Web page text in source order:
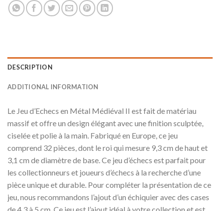
DESCRIPTION
ADDITIONAL INFORMATION
Le Jeu d’Echecs en Métal Médiéval II est fait de matériau
massif et offre un design élégant avec une finition sculptée,
ciselée et polie à la main. Fabriqué en Europe, ce jeu
comprend 32 pièces, dont le roi qui mesure 9,3 cm de haut et
3,1 cm de diamètre de base. Ce jeu d’échecs est parfait pour
les collectionneurs et joueurs d’échecs à la recherche d’une
pièce unique et durable. Pour compléter la présentation de ce
jeu, nous recommandons l’ajout d’un échiquier avec des cases